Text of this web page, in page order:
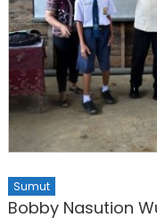
Sumut
Bobby Nasution